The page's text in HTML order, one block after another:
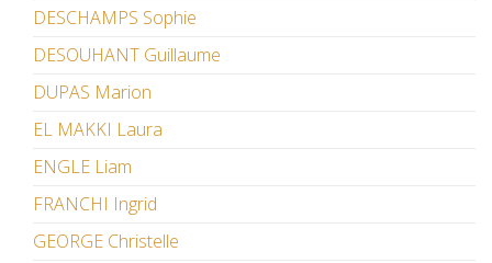
DESCHAMPS Sophie
DESOUHANT Guillaume
DUPAS Marion
EL MAKKI Laura
ENGLE Liam
FRANCHI Ingrid
GEORGE Christelle